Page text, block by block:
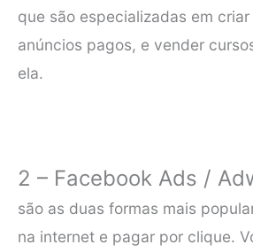
que são especializadas em
anúncios pagos, e vender
ela.
2 – Facebook Ads /
são as duas formas mais
na internet e pagar por clique.